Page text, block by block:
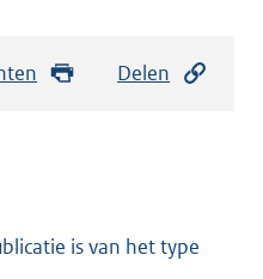
Delen
is van het type